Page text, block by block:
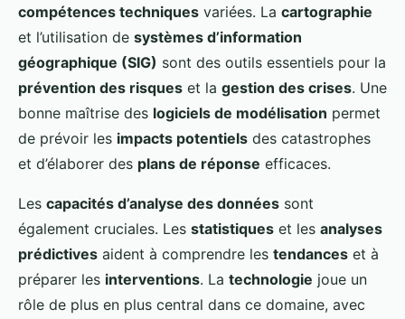
compétences techniques variées. La cartographie
et l’utilisation de systèmes d’information
géographique (SIG) sont des outils essentiels pour la
prévention des risques et la gestion des crises. Une
bonne maîtrise des logiciels de modélisation permet
de prévoir les impacts potentiels des catastrophes
et d’élaborer des plans de réponse efficaces.
Les capacités d’analyse des données sont
également cruciales. Les statistiques et les analyses
prédictives aident à comprendre les tendances et à
préparer les interventions. La technologie joue un
rôle de plus en plus central dans ce domaine, avec